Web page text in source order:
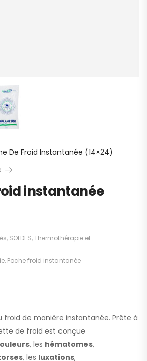
De Froid Instantanée (14×24)
instantanée
, SOLDES,Thermothérapie et
, Poche froid instantanée
froid de manière instantanée. Prête à
de froid est conçue
, les hématomes,
, les luxations,